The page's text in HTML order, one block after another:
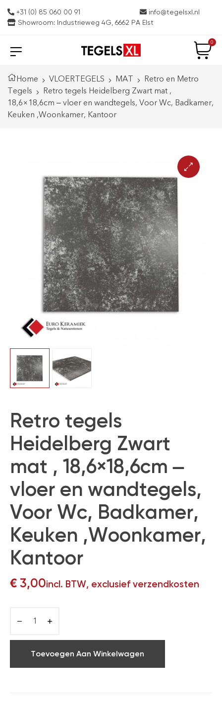
+31 (0) 85 060 00 91
info@tegelsxl.nl
Showroom: Industrieweg 4G, 6662 PA Elst
0
Home VLOERTEGELS MAT
Retro en Metro
Tegels
Retro tegels Heidelberg Zwart mat ,
18,6×18,6cm – vloer en wandtegels, Voor Wc, Badkamer,
Keuken ,Woonkamer, Kantoor
Retro tegels
Heidelberg Zwart
mat , 18,6×18,6cm –
vloer en wandtegels,
Voor Wc, Badkamer,
Keuken ,Woonkamer,
Kantoor
€ 3,00incl. BTW, exclusief verzendkosten
Toevoegen Aan Winkelwagen